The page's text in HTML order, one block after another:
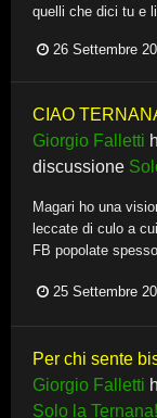
quelli che dici tu e
26 Settembre
CIAO
Giorgio Falletti
discussione
Magari ho una
leccate di culo a
FB popolate
25 Settembre
Per chi sente
Giorgio Falletti
Solo la Ternana!